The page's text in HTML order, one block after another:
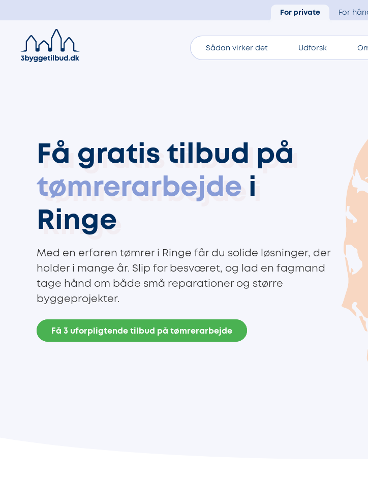
For private For
Sådan virker det Udforsk
Få gratis tilbud på
tømrerarbejde i
Ringe
Med en erfaren tømrer i Ringe får du solide løsninger, der
holder i mange år. Slip for besværet, og lad en fagmand
tage hånd om både små reparationer og større
byggeprojekter.
Få 3 uforpligtende tilbud på tømrerarbejde